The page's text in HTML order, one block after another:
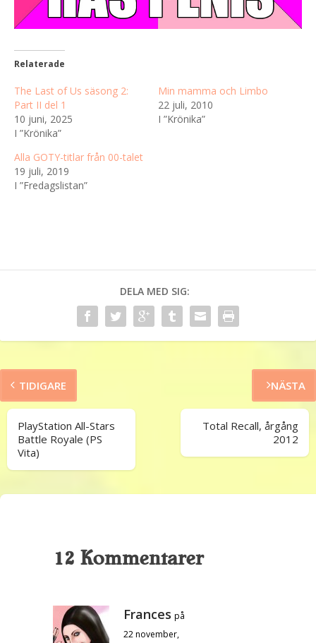
Relaterade
The Last of Us säsong 2:
Part II del 1
10 juni, 2025
I ”Krönika”
Min mamma och Limbo
22 juli, 2010
I ”Krönika”
Alla GOTY-titlar från 00-talet
19 juli, 2019
I ”Fredagslistan”
DELA MED SIG:
TIDIGARE
PlayStation All-Stars
Battle Royale (PS
Vita)
NÄSTA
Total Recall, årgång
2012
12 Kommentarer
Frances på
22 november,